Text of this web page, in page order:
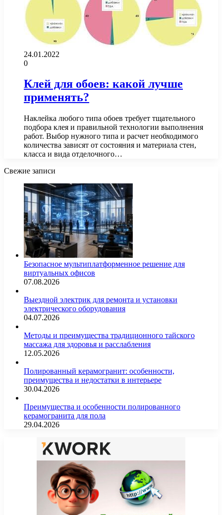
24.01.2022
0
Клей для обоев: какой лучше
применять?
Наклейка любого типа обоев требует тщательного
подбора клея и правильной технологии выполнения
работ. Выбор нужного типа и расчет необходимого
количества зависят от состояния и материала стен,
класса и вида отделочного…
Свежие записи
Безопасное мультиплатформенное решение для
виртуальных офисов
07.08.2026
Выездной электрик для ремонта и установки
электрического оборудования
04.07.2026
Методы и преимущества традиционного тайского
массажа для здоровья и расслабления
12.05.2026
Полированный керамогранит: особенности,
преимущества и недостатки в интерьере
30.04.2026
Преимущества и особенности полированного
керамогранита для пола
29.04.2026